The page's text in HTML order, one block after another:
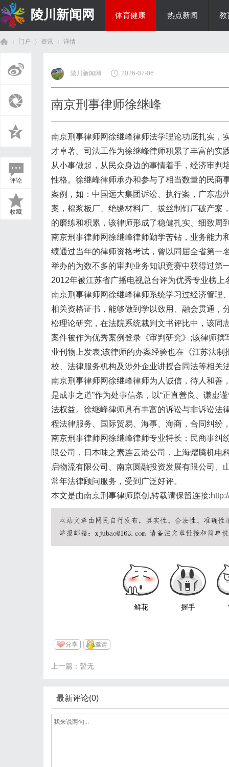
陵川新闻网 体育健康 热点新闻 教
门户 资讯
›
详情
评论
收藏
陵川新闻网 2026-07-06
南京刑事律师徐继峰
南京刑事律师网徐继峰律师法学理论功底扎实，
才卓著。司法工作为徐继峰律师积累了丰富的实
从小事做起，从民众身边的事情着手，经济审判
性格。徐继峰律师承办和参与了相当数量的民商
案例，如：中国远大集团诉讼、执行案，广东惠
案，棉浆板厂、绝缘材料厂、拔丝制钉厂破产案
的磨练和积累，该律师形成了稳健扎实、细致周
南京刑事律师网徐继峰律师勤学苦钻，业务能力
绩通过当年的律师资格考试，曾以同届全省第一
举办的为数不多的审判业务知识竞赛中获得过第
2012年被江苏省广播电视总台评为优秀专业榜上
南京刑事律师网徐继峰律师系统学习过经济管理
相关资格证书，能够做到学以致用、融会贯通，
松理论研究，在法院系统裁判文书评比中，该同
案件被作为优秀案例登录《审判研究》;该律师
业刊物上发表;该律师的办案经验也在《江苏法
校、法律服务机构及涉外企业讲授合同法等相关
南京刑事律师网徐继峰律师为人诚信，待人和善
是成事之道”作为处事信条，以“正直善良、谦虚
法权益。徐继峰律师具有丰富的诉讼与非诉讼法
程法律服务、国际贸易、海事、海商，合同纠纷
南京刑事律师网徐继峰律师专业特长：民商事纠
限公司，日本味之素连云港公司，上海熠腾机电
启物流有限公司、南京圆融投资发展有限公司
常年法律顾问服务，受到广泛好评。
本文是由南京刑事律师原创,转载请保留连接:
鲜花 握手
分享 邀请
上一篇：暂无
最新评论(0)